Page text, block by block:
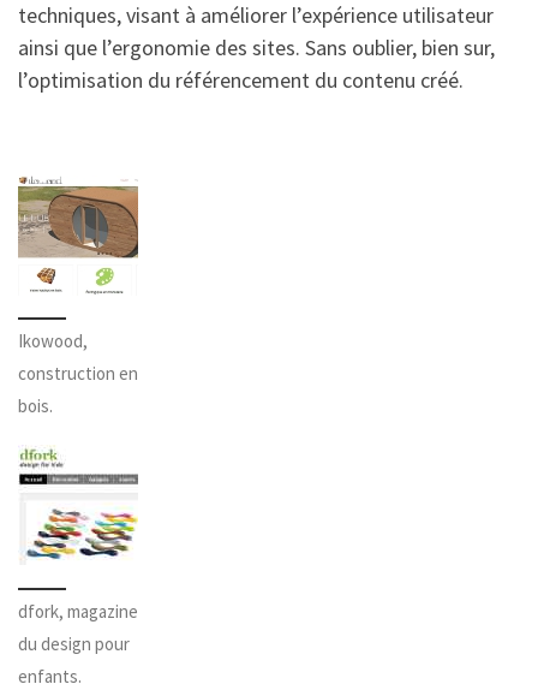
techniques, visant à améliorer l’expérience utilisateur
ainsi que l’ergonomie des sites. Sans oublier, bien sur,
l’optimisation du référencement du contenu créé.
Ikowood,
construction en
bois.
dfork, magazine
du design pour
enfants.